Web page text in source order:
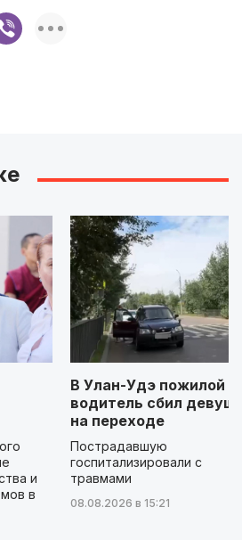
и
в
В Улан-Удэ пожилой
водитель сбил
на переходе
Пострадавшую
госпитализировали с
травмами
08.08.2026 в 15:21